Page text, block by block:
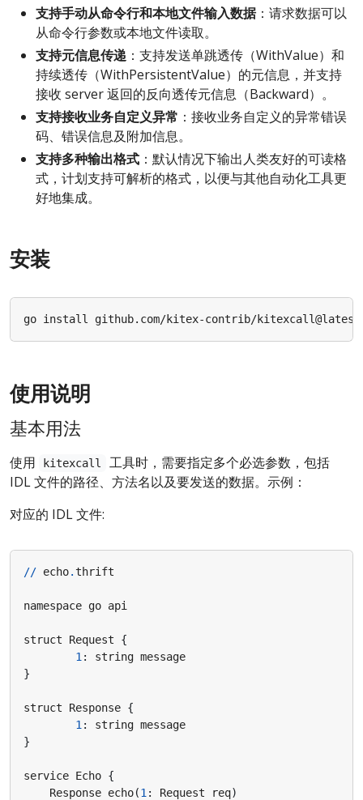
支持手动从命令行和本地文件输入数据：请求数据可以
从命令行参数或本地文件读取。
支持元信息传递 ：支持发送单跳透传（WithValue）和
持续透传（WithPersistentValue）的元信息，并支持
接收 server 返回的反向透传元信息（Backward）。
支持接收业务自定义异常 ：接收业务自定义的异常错误
码、错误信息及附加信息。
支持多种输出格式 ：默认情况下输出人类友好的可读格
式，计划支持可解析的格式，以便与其他自动化工具更
好地集成。
安装
使用说明
基本用法
使用 kitexcall
工具时，需要指定多个必选参数，包括
IDL 文件的路径、方法名以及要发送的数据。示例：
对应的 IDL 文件:
// echo.thrift
namespace go api
struct Request
{
1 : string message
}
struct Response {
1 : string message
}
service Echo {
Response echo(1 : Request req)